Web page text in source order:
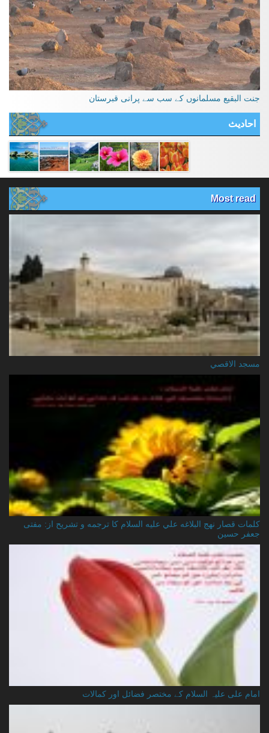
جنت البقیع مسلمانوں کے سب سے پرانی قبرستان
احادیث
Most read
مسجد الاقصي
کلمات قصار نهج البلاغه علي عليه السلام کا ترجمه و تشریح از: مفتی
جعفر حسین
امام علی علیہ السلام کے مختصر فضائل اور کمالات